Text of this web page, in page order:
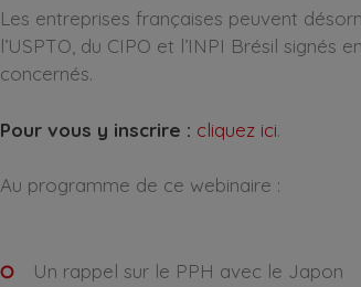
Les entreprises françaises peuvent
l’USPTO, du CIPO et l’INPI Brésil
concernés.
Pour vous y inscrire : cliquez ici.
Au programme de ce webinaire :
Un rappel sur le PPH avec le Japon